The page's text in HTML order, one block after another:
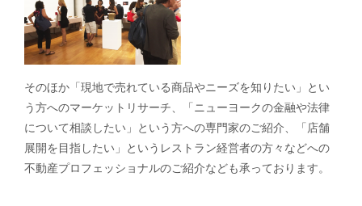
そのほか「現地で売れている商品やニーズを知りたい」とい
う方へのマーケットリサーチ、「ニューヨークの金融や法律
について相談したい」という方への専門家のご紹介、「店舗
展開を目指したい」というレストラン経営者の方々などへの
不動産プロフェッショナルのご紹介なども承っております。